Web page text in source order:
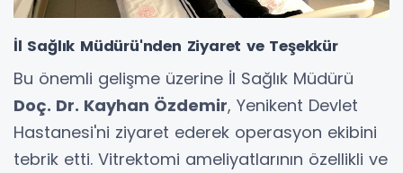
İl Sağlık Müdürü'nden Ziyaret ve Teşekkür
Bu önemli gelişme üzerine İl Sağlık Müdürü
Doç. Dr. Kayhan Özdemir, Yenikent Devlet
Hastanesi'ni ziyaret ederek operasyon ekibini
tebrik etti. Vitrektomi ameliyatlarının özellikli ve